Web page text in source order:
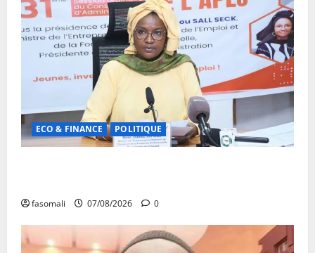
ECO & FINANCE POLITIQUE
fasomali 07/08/2026 0